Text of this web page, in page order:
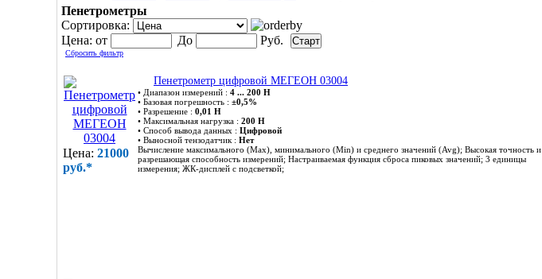
Пенетрометры
Сортировка:
Цена: от До Руб.
Сбросить фильтр
Цена: 21000
руб.*
Пенетрометр цифровой МЕГЕОН 03004
• Диапазон измерений : 4 ... 200 Н
• Базовая погрешность : ±0,5%
• Разрешение : 0,01 Н
• Максимальная нагрузка : 200 Н
• Способ вывода данных : Цифровой
• Выносной тензодатчик : Нет
Вычисление максимального (Max), минимального (Min) и среднего значений (Avg); Высокая точность и
разрешающая способность измерений; Настраиваемая функция сброса пиковых значений; 3 единицы
измерения; ЖК-дисплей с подсветкой;